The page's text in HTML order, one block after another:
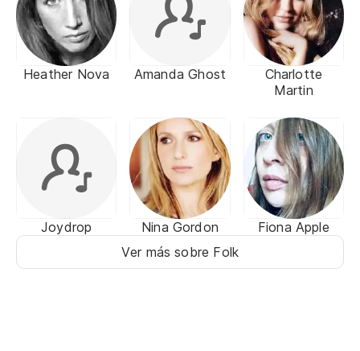
Heather Nova Amanda Ghost
Charlotte
Martin
Joydrop Nina Gordon
Fiona Apple
Ver más sobre Folk